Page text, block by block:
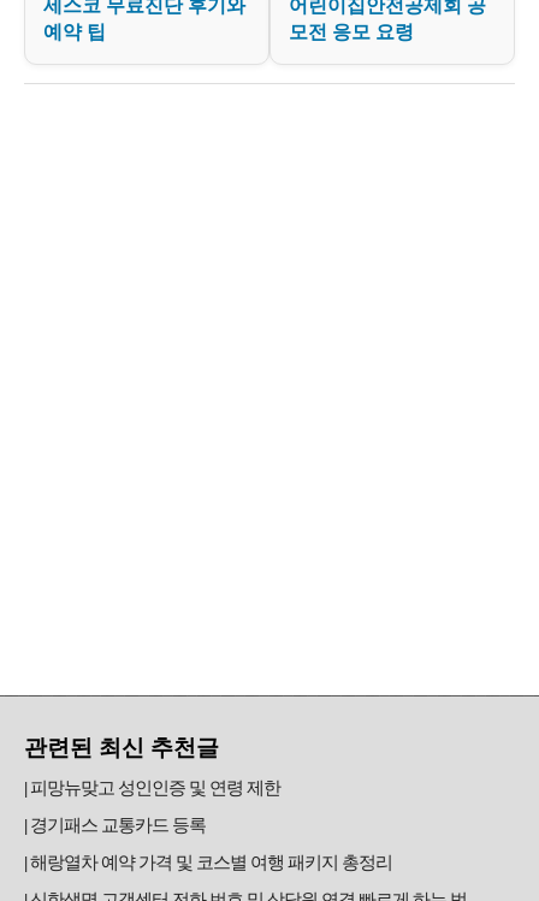
세스코 무료진단 후기와
예약 팁
어린이집안전공제회 공
모전 응모 요령
관련된 최신 추천글
피망뉴맞고 성인인증 및 연령 제한
경기패스 교통카드 등록
해랑열차 예약 가격 및 코스별 여행 패키지 총정리